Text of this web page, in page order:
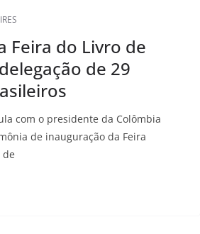
Feira do Livro de
de 29
com o presidente da Colômbia
de inauguração da Feira
de